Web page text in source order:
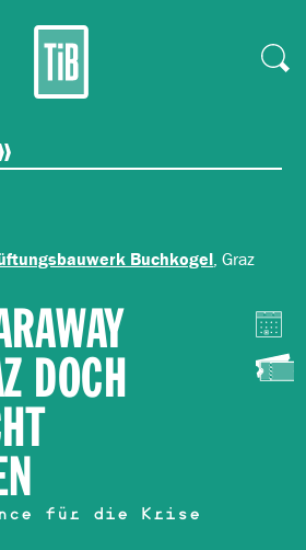
Buchkogel, Graz
DOCH
für die Krise